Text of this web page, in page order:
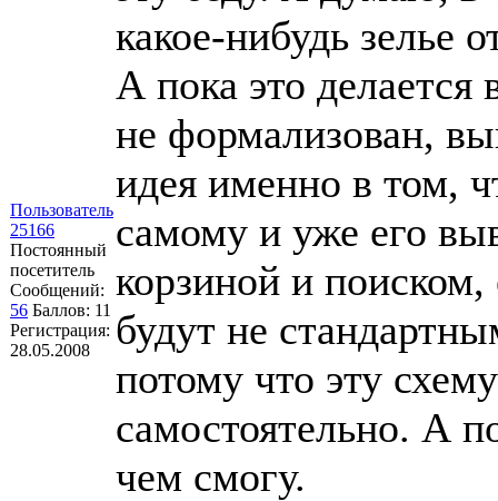
Пользователь
25166
Постоянный
посетитель
Сообщений:
56 Баллов: 11
Регистрация:
28.05.2008
какое-нибудь зелье
А пока это
не формализован,
идея именно в том,
самому и уже его
корзиной и
будут не
потому что эту
самостоятельно. А
чем смогу.